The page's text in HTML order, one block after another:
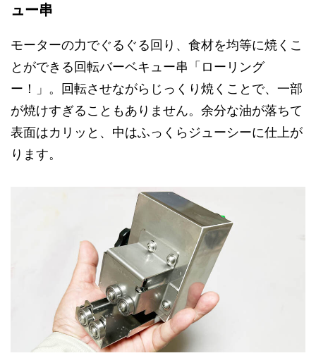
ュー串
モーターの力でぐるぐる回り、食材を均等に焼くこ
とができる回転バーベキュー串「ローリング
ー！」。回転させながらじっくり焼くことで、一部
が焼けすぎることもありません。余分な油が落ちて
表面はカリッと、中はふっくらジューシーに仕上が
ります。